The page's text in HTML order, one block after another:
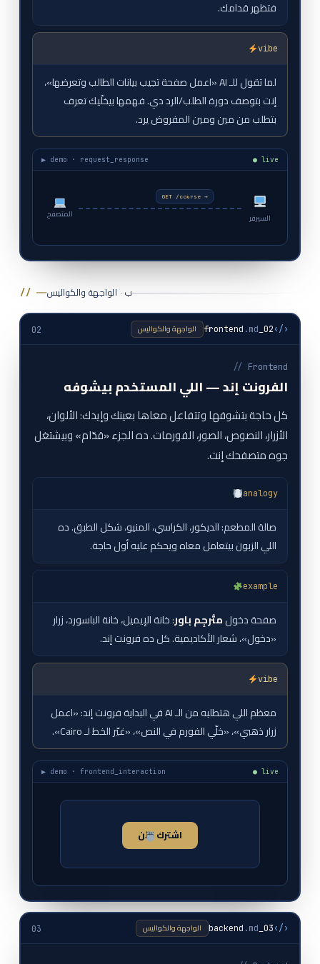
فتظهر قدامك.
vibe
لما تقول للـ AI «اعمل صفحة تجيب بيانات الطالب وتعرضها»،
إنت بتوصف دورة الطلب/الرد دي. فهمها بيخلّيك تعرف
بتطلب من مين ومين المفروض يرد.
▶ demo · request_response ● live
المتصفح السيرفر
// ──ب · الواجهة والكواليس
‹/›
02_frontend
.md الواجهة والكواليس 02
// Frontend
الفرونت إند — اللي المستخدم بيشوفه
كل حاجة بتشوفها وتتفاعل معاها بعينك وإيدك: الألوان،
الأزرار، النصوص، الصور، الفورمات. ده الجزء «قدّام» وبيشتغل
جوه متصفحك إنت.
analogy
صالة المطعم: الديكور، الكراسي، المنيو، شكل الطبق. ده
اللي الزبون بيتعامل معاه ويحكم عليه أول حاجة.
example
صفحة دخولمتُرجِم باور: خانة الإيميل، خانة الباسورد، زرار
«دخول»، شعار الأكاديمية. كل ده فرونت إند.
vibe
معظم اللي هتطلبه من الـ AI في البداية فرونت إند: «اعمل
زرار ذهبي»، «خلّي الفورم في النص»، «غيّر الخط لـ Cairo».
▶ demo · frontend_interaction ● live
اشترك الآن
‹/›
03_backend
.md الواجهة والكواليس 03